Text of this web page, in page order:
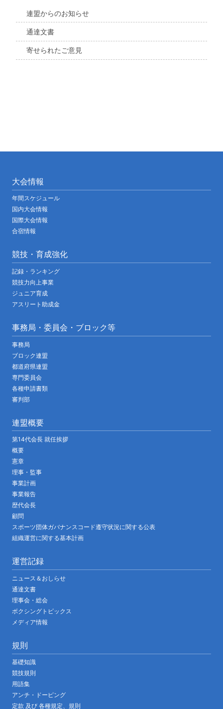
連盟からのお知らせ
通達文書
寄せられたご意見
大会情報
年間スケジュール
国内大会情報
国際大会情報
合宿情報
競技・育成強化
記録・ランキング
競技力向上事業
ジュニア育成
アスリート助成金
事務局・委員会・ブロック等
事務局
ブロック連盟
都道府県連盟
専門委員会
各種申請書類
審判部
連盟概要
第14代会長 就任挨拶
概要
憲章
理事・監事
事業計画
事業報告
歴代会長
顧問
スポーツ団体ガバナンスコード遵守状況に関する公表
組織運営に関する基本計画
運営記録
ニュース＆おしらせ
通達文書
理事会・総会
ボクシングトピックス
メディア情報
規則
基礎知識
競技規則
用語集
アンチ・ドーピング
定款 及び 各種規定、規則